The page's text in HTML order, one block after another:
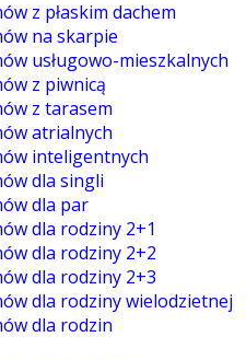
z płaskim dachem
na skarpie
usługowo-mieszkalnych
z piwnicą
z tarasem
atrialnych
inteligentnych
dla singli
dla par
dla rodziny 2+1
dla rodziny 2+2
dla rodziny 2+3
dla rodziny wielodzietnej
dla rodzin